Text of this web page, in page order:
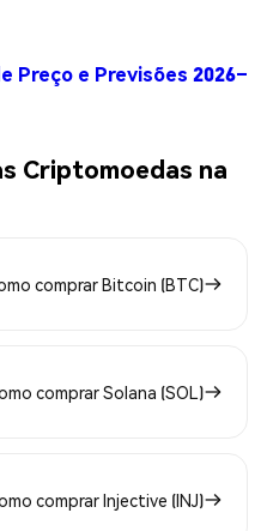
Preço e Previsões 2026–
Criptomoedas na
comprar Bitcoin (BTC)
comprar Solana (SOL)
comprar Injective (INJ)